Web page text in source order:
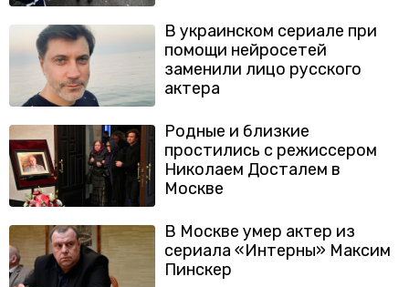
В украинском сериале при
помощи нейросетей
заменили лицо русского
актера
Родные и близкие
простились с режиссером
Николаем Досталем в
Москве
В Москве умер актер из
сериала «Интерны» Максим
Пинскер